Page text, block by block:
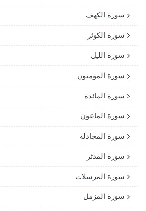
سورة الكهف
سورة الكوثر
سورة الليل
سورة المؤمنون
سورة المائدة
سورة الماعون
سورة المجادلة
سورة المدثر
سورة المرسلات
سورة المزمل